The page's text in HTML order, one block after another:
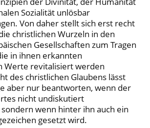
Sozialität unlösbar
Von daher stellt sich erst recht
christlichen Wurzeln in den
Gesellschaften zum Tragen
in ihnen erkannten
Werte revitalisiert werden
des christlichen Glaubens lässt
aber nur beantworten, wenn der
nicht undiskutiert
wenn hinter ihn auch ein
gesetzt wird.